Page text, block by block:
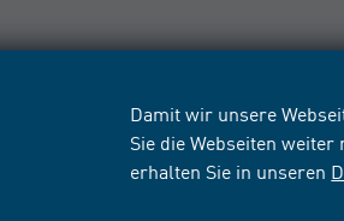
Damit wir unsere
Sie die Webseiten
erhalten Sie in unseren